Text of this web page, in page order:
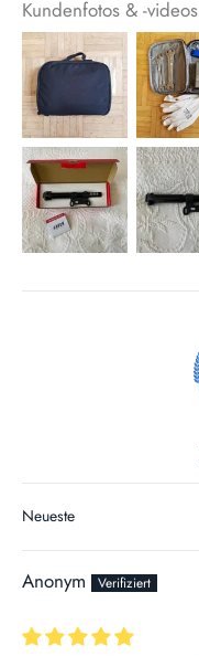
Kundenfotos & -videos
SORT BY
Anonym